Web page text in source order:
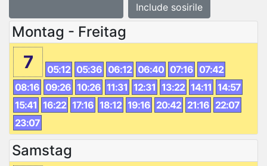
Include sosirile
Montag - Freitag
7 05:12 05:36 06:12 06:40 07:16 07:42
08:16 09:26 10:26 11:31 12:31 13:22 14:11 14:57
15:41 16:22 17:16 18:12 19:16 20:42 21:16 22:07
23:07
Samstag